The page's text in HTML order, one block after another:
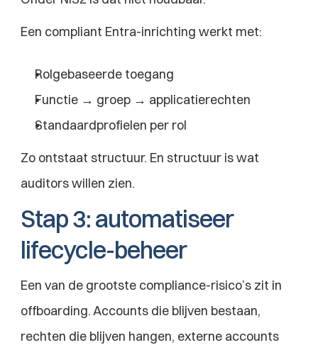
Een compliant Entra-inrichting werkt met:
Rolgebaseerde toegang
Functie → groep → applicatierechten
Standaardprofielen per rol
Zo ontstaat structuur. En structuur is wat
auditors willen zien.
Stap 3: automatiseer
lifecycle-beheer
Een van de grootste compliance-risico’s zit in
offboarding. Accounts die blijven bestaan,
rechten die blijven hangen, externe accounts